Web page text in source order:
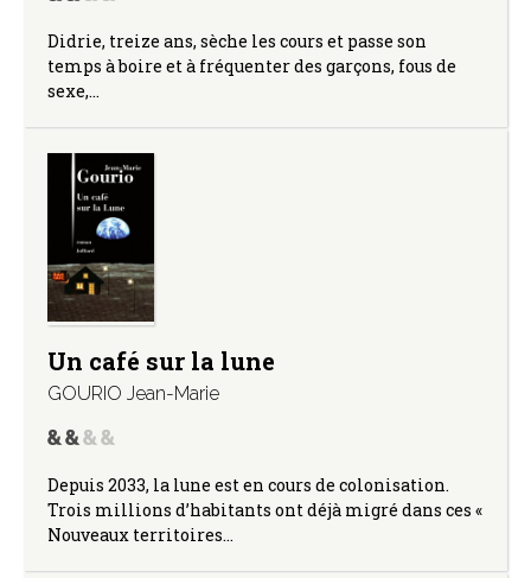
Didrie, treize ans, sèche les cours et passe son
temps à boire et à fréquenter des garçons, fous de
sexe,…
Un café sur la lune
GOURIO Jean-Marie
Depuis 2033, la lune est en cours de colonisation.
Trois millions d’habitants ont déjà migré dans ces «
Nouveaux territoires…